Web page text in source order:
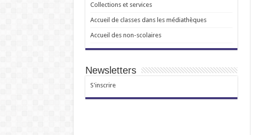
Collections et services
Accueil de classes dans les médiathèques
Accueil des non-scolaires
Newsletters
S'inscrire